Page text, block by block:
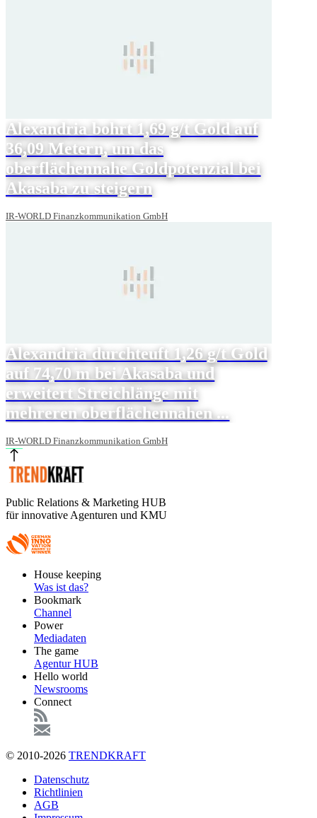
Alexandria bohrt 1,69 g/t Gold auf
36,09 Metern, um das
oberflächennahe Goldpotenzial bei
Akasaba zu steigern
IR-WORLD Finanzkommunikation GmbH
Alexandria durchteuft 1,26 g/t Gold
auf 74,70 m bei Akasaba und
erweitert Streichlänge mit
mehreren oberflächennahen ...
IR-WORLD Finanzkommunikation GmbH
Public Relations & Marketing HUB
für innovative Agenturen und KMU
FooterHouse keeping
Was ist das?
Bookmark
Channel
Power
Mediadaten
The game
Agentur HUB
Hello world
Newsrooms
Connect
© 2010-2026 TRENDKRAFT
FußzeileDatenschutz
Richtlinien
AGB